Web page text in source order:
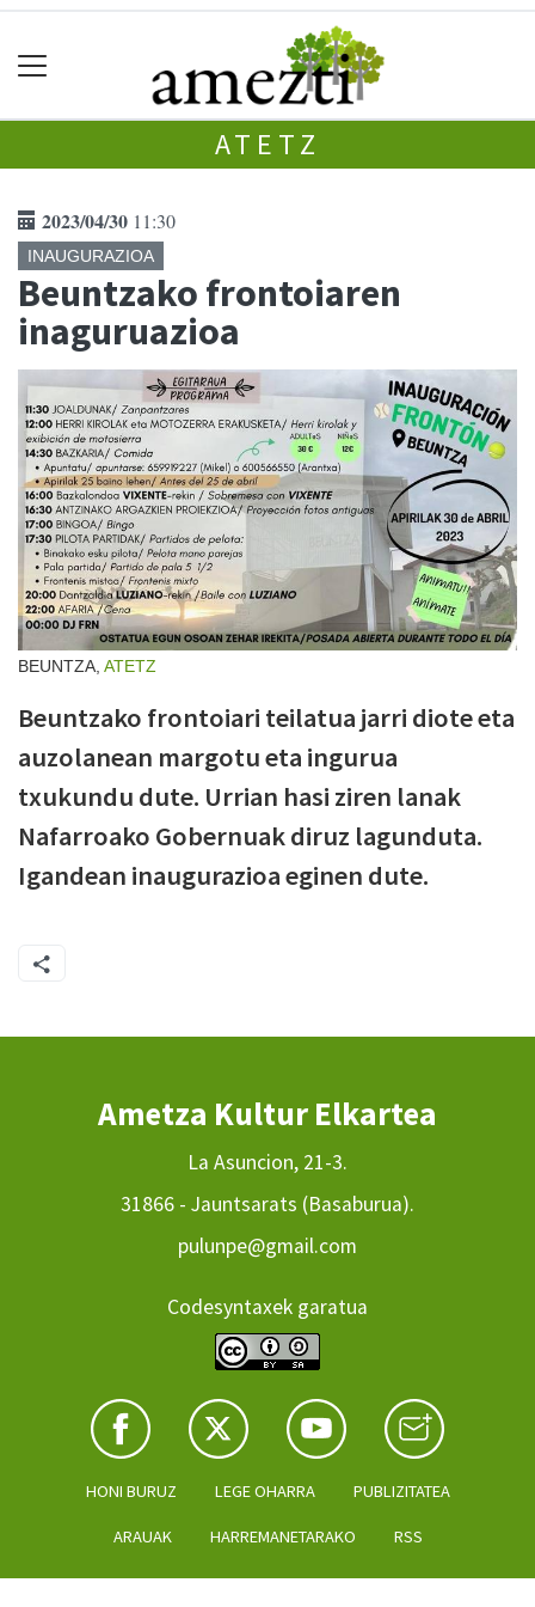
ATETZ
2023/04/30 11:30
INAUGURAZIOA
Beuntzako frontoiaren
inaguruazioa
BEUNTZA, ATETZ
Beuntzako frontoiari teilatua jarri diote eta
auzolanean margotu eta ingurua
txukundu dute. Urrian hasi ziren lanak
Nafarroako Gobernuak diruz lagunduta.
Igandean inaugurazioa eginen dute.
Ametza Kultur Elkartea
La Asuncion, 21-3.
31866 - Jauntsarats (Basaburua).
pulunpe@gmail.com
Codesyntaxek garatua
HONI BURUZ LEGE OHARRA PUBLIZITATEA
ARAUAK HARREMANETARAKO RSS